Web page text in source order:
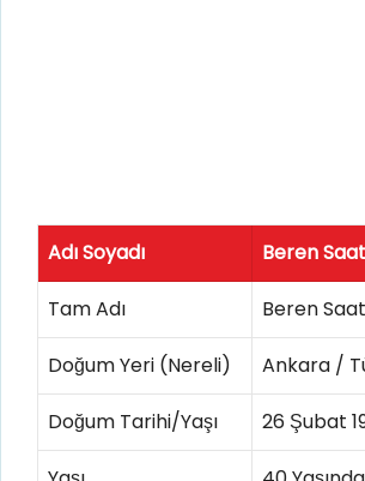
Adı Soyadı Beren Saat
Tam Adı Beren Saat
Doğum Yeri (Nereli) Ankara /
Doğum Tarihi/Yaşı 26 Şubat